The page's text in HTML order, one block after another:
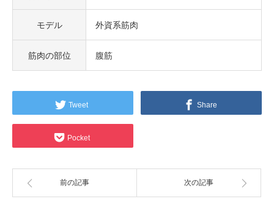
モデル 外資系筋肉
筋肉の部位 腹筋
Tweet Share
Pocket
前の記事 次の記事